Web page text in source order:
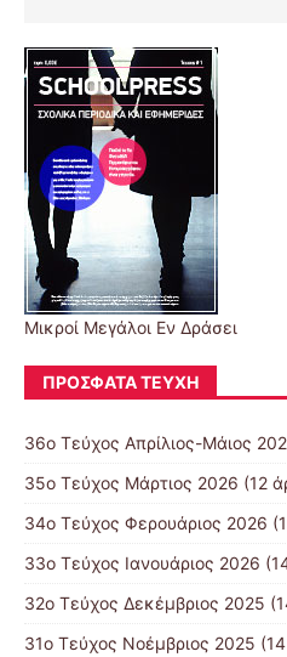
Μικροί Μεγάλοι Εν Δράσει
ΠΡΌΣΦΑΤΑ ΤΕΎΧΗ
36ο Τεύχος Απρίλιος-Μάιος
35ο Τεύχος Μάρτιος 2026 (12
34ο Τεύχος Φερουάριος 2026
33ο Τεύχος Ιανουάριος 2026
32ο Τεύχος Δεκέμβριος 2025
31ο Τεύχος Νοέμβριος 2025